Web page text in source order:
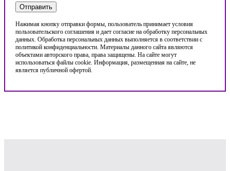
Нажимая кнопку отправки формы, пользователь принимает условия
пользовательского соглашения и дает согласие на обработку персональных
данных. Обработка персональных данных выполняется в соответствии с
политикой конфиденциальности. Материалы данного сайта являются
объектами авторского права, права защищены. На сайте могут
использоваться файлы cookie. Информация, размещенная на сайте, не
является публичной офертой.